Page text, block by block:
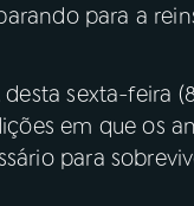
para a
desta sexta-feira
em que os
para